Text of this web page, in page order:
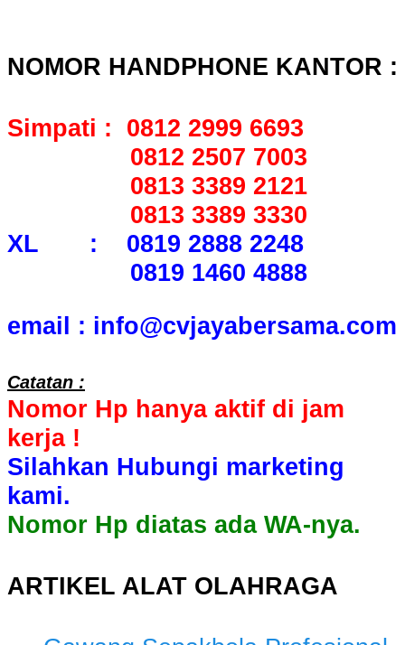
NOMOR HANDPHONE KANTOR :
Simpati : 0812 2999 6693
0812 2507 7003
0813 3389 2121
0813 3389 3330
XL : 0819 2888 2248
0819 1460 4888
email : info@cvjayabersama.com
Catatan :
Nomor Hp hanya aktif di jam
kerja !
Silahkan Hubungi marketing
kami.
Nomor Hp diatas ada WA-nya.
ARTIKEL ALAT OLAHRAGA